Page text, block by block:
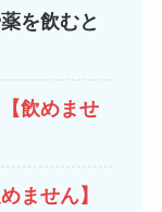
を飲むと
【飲めませ
めません】